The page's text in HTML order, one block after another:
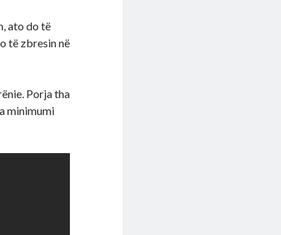
ato do të
të zbresin në
Porja tha
minimumi